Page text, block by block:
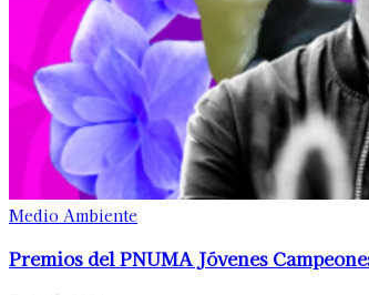
Medio Ambiente
Premios del PNUMA Jóvenes